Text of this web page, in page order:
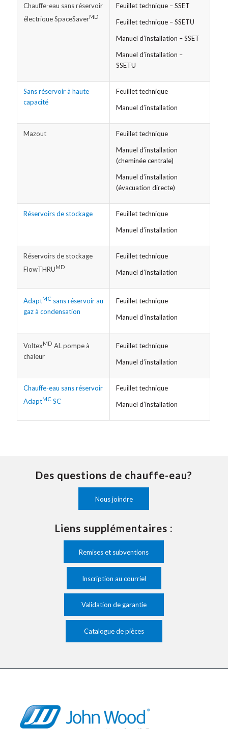
Chauffe-eau sans réservoir
électrique SpaceSaverMD
Feuillet technique – SSET
Feuillet technique – SSETU
Manuel d’installation – SSET
Manuel d’installation –
SSETU
Sans réservoir à haute
capacité
Feuillet technique
Manuel d’installation
Mazout Feuillet technique
Manuel d’installation
(cheminée centrale)
Manuel d’installation
(évacuation directe)
Réservoirs de stockage Feuillet technique
Manuel d’installation
Réservoirs de stockage
FlowTHRUMD
Feuillet technique
Manuel d’installation
AdaptMCsans réservoir au
gaz à condensation
Feuillet technique
Manuel d’installation
VoltexMD AL pompe à
chaleur
Feuillet technique
Manuel d’installation
Chauffe-eau sans réservoir
AdaptMCSC
Feuillet technique
Manuel d’installation
Des questions de chauffe-eau?
Nous joindre
Liens supplémentaires :
Remises et subventions
Inscription au courriel
Validation de garantie
Catalogue de pièces